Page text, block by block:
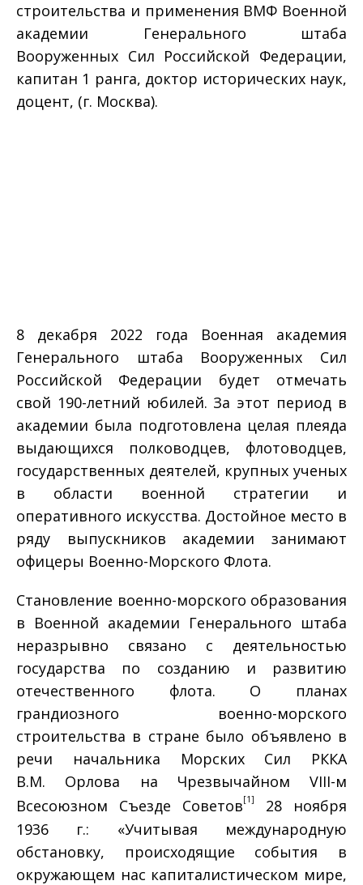
строительства и применения ВМФ Военной
академии Генерального штаба
Вооруженных Сил Российской Федерации,
капитан 1 ранга, доктор исторических наук,
доцент, (г. Москва).
8 декабря 2022 года Военная академия
Генерального штаба Вооруженных Сил
Российской Федерации будет отмечать
свой 190-летний юбилей. За этот период в
академии была подготовлена целая плеяда
выдающихся полководцев, флотоводцев,
государственных деятелей, крупных ученых
в области военной стратегии и
оперативного искусства. Достойное место в
ряду выпускников академии занимают
офицеры Военно-Морского Флота.
Становление военно-морского образования
в Военной академии Генерального штаба
неразрывно связано с деятельностью
государства по созданию и развитию
отечественного флота. О планах
грандиозного военно-морского
строительства в стране было объявлено в
речи начальника Морских Сил РККА
В.М. Орлова на Чрезвычайном VIII-м
Всесоюзном Съезде Советов[1]
28 ноября
1936 г.: «Учитывая международную
обстановку, происходящие события в
окружающем нас капиталистическом мире,